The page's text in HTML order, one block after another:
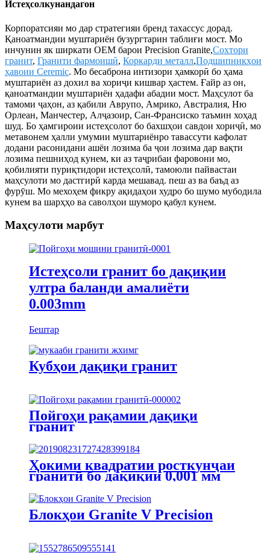
Истеҳсолкунандагон
Корпоратсияи мо дар стратегияи бренд тахассус дорад.
Қаноатмандии муштариён бузургтарин таблиғи мост. Мо
инчунин як ширкати OEM барои Precision Granite,Сохтори
гранит, Гранити фармоишӣ, Коркарди металл,Подшипникҳои
ҳавоии Ceremic. Мо бесаброна интизори ҳамкорӣ бо ҳама
муштариён аз дохил ва хориҷи кишвар ҳастем. Ғайр аз он,
қаноатмандии муштариён ҳадафи абадии мост. Маҳсулот ба
тамоми ҷаҳон, аз қабили Аврупо, Амрико, Австралия, Ню
Орлеан, Манчестер, Алҷазоир, Сан-Франсиско таъмин хоҳад
шуд. Бо ҳамгироии истеҳсолот бо бахшҳои савдои хориҷӣ, мо
метавонем ҳалли умумии муштариёнро тавассути кафолат
додани расонидани ашёи лозима ба ҷои лозима дар вақти
лозима пешниҳод кунем, ки аз таҷрибаи фаровони мо,
қобилияти пуриқтидори истеҳсолӣ, тамоюли пайвастаи
маҳсулоти мо дастгирӣ карда мешавад. пеш аз ва баъд аз
фурӯш. Мо мехоҳем фикру ақидаҳои худро бо шумо мубодила
кунем ва шарҳҳо ва саволҳои шуморо қабул кунем.
Маҳсулоти марбут
Истеҳсоли гранит бо дақиқии
ултра баланди амалиёти
0.003mm
Бештар
Кубҳои дақиқи гранит
Пойгоҳи рақамии дақиқи
гранит
Ҳокими квадратии росткунҷаи
гранитӣ бо дақиқии 0,001 мм
Блокҳои Granite V Precision